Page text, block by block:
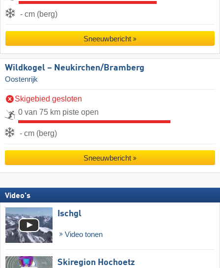
- cm (berg)
Sneeuwbericht
Wildkogel – Neukirchen/​Bramberg
Oostenrijk
Skigebied gesloten
0 van 75 km piste open
- cm (berg)
Sneeuwbericht
Video's
Ischgl
Video tonen
Skiregion Hochoetz